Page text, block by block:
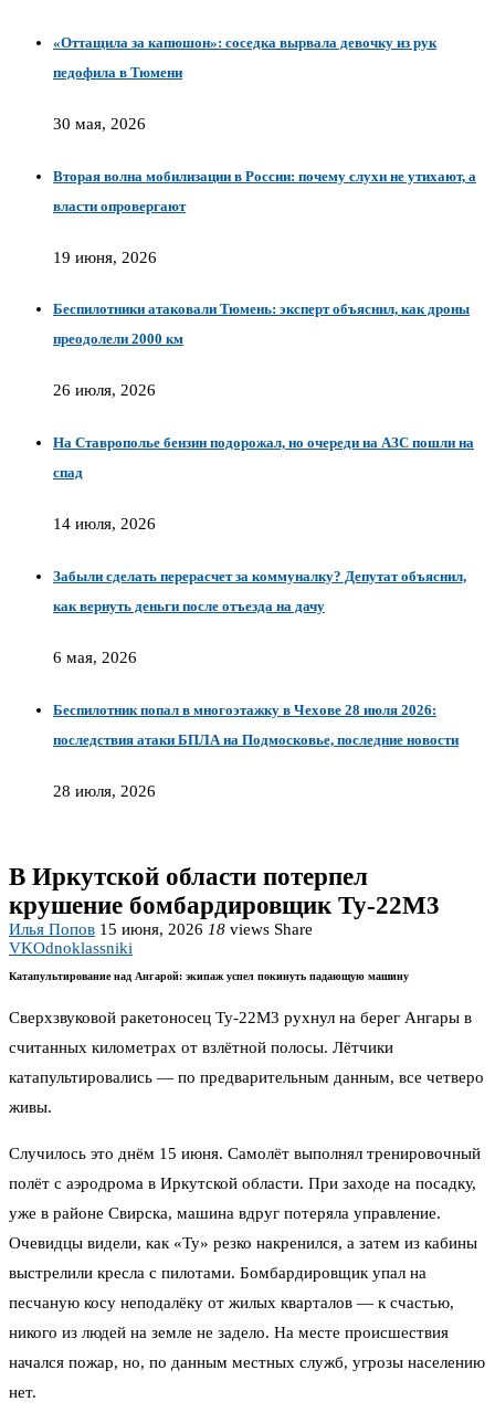
«Оттащила за капюшон»: соседка вырвала девочку из рук
педофила в Тюмени
30 мая, 2026
Вторая волна мобилизации в России: почему слухи не утихают, а
власти опровергают
19 июня, 2026
Беспилотники атаковали Тюмень: эксперт объяснил, как дроны
преодолели 2000 км
26 июля, 2026
На Ставрополье бензин подорожал, но очереди на АЗС пошли на
спад
14 июля, 2026
Забыли сделать перерасчет за коммуналку? Депутат объяснил,
как вернуть деньги после отъезда на дачу
6 мая, 2026
Беспилотник попал в многоэтажку в Чехове 28 июля 2026:
последствия атаки БПЛА на Подмосковье, последние новости
28 июля, 2026
В Иркутской области потерпел
крушение бомбардировщик Ту‑22М3
Илья Попов 15 июня, 2026 18 views Share
VKOdnoklassniki
Катапультирование над Ангарой: экипаж успел покинуть падающую машину
Сверхзвуковой ракетоносец Ту‑22М3 рухнул на берег Ангары в
считанных километрах от взлётной полосы. Лётчики
катапультировались — по предварительным данным, все четверо
живы.
Случилось это днём 15 июня. Самолёт выполнял тренировочный
полёт с аэродрома в Иркутской области. При заходе на посадку,
уже в районе Свирска, машина вдруг потеряла управление.
Очевидцы видели, как «Ту» резко накренился, а затем из кабины
выстрелили кресла с пилотами. Бомбардировщик упал на
песчаную косу неподалёку от жилых кварталов — к счастью,
никого из людей на земле не задело. На месте происшествия
начался пожар, но, по данным местных служб, угрозы населению
нет.